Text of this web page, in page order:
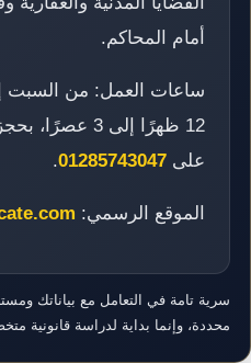
أمام المحاكم.
ساعات العمل: من السبت
12 ظهرًا إلى 3
على 01285743047
.
الموقع الرسمي:
سرية تامة في التعامل مع بياناتك
محددة، وإنما بداية لدراسة قانونية